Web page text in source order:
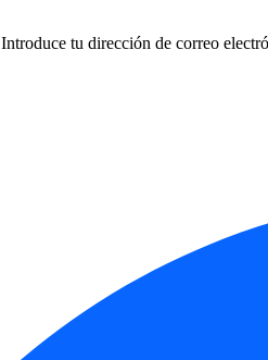
Introduce tu dirección de correo